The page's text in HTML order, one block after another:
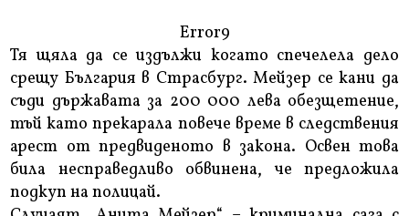
Error9
Тя щяла да се издължи когато спечелела дело
срещу България в Страсбург. Мейзер се кани да
съди държавата за 200 000 лева обезщетение,
тъй като прекарала повече време в следствения
арест от предвиденото в закона. Освен това
била несправедливо обвинена, че предложила
подкуп на полицай.